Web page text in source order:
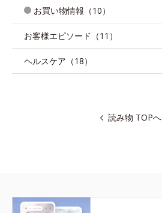
お買い物情報（10）
お客様エピソード（11）
ヘルスケア（18）
読み物 TOPへ